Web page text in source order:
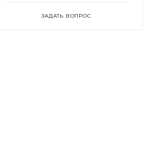
ЗАДАТЬ ВОПРОС